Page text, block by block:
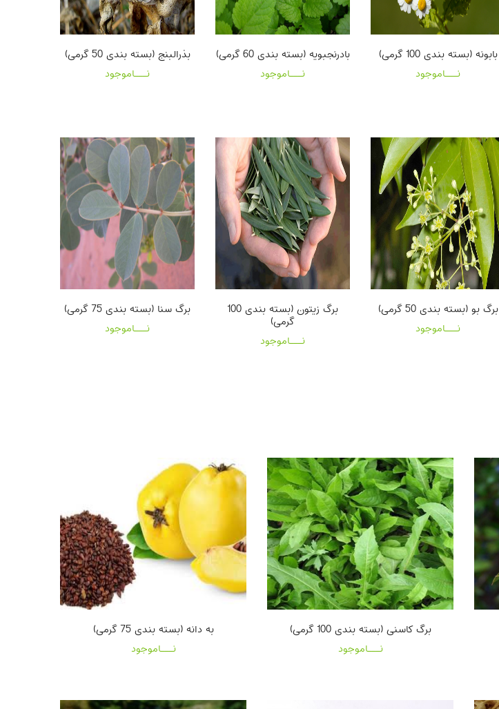
بابونه (بسته بندی 100 گرمی)
نـــاموجود
بادرنجبویه (بسته بندی 60 گرمی)
نـــاموجود
بذرالبنج (بسته بندی 50 گرمی)
نـــاموجود
برگ بو (بسته بندی 50 گرمی)
نـــاموجود
برگ زیتون (بسته بندی 100
گرمی)
نـــاموجود
برگ سنا (بسته بندی 75 گرمی)
نـــاموجود
برگ کاسنی (بسته بندی 100 گرمی)
نـــاموجود
به دانه (بسته بندی 75 گرمی)
نـــاموجود